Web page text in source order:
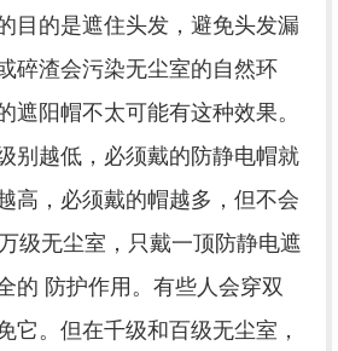
目的是遮住头发，避免头发漏
碎渣会污染无尘室的自然环
遮阳帽不太可能有这种效果。
别越低，必须戴的防静电帽就
高，必须戴的帽越多，但不会
级无尘室，只戴一顶防静电遮
的 防护作用。有些人会穿双
它。但在千级和百级无尘室，